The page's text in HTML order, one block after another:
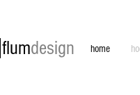
flumdesign home